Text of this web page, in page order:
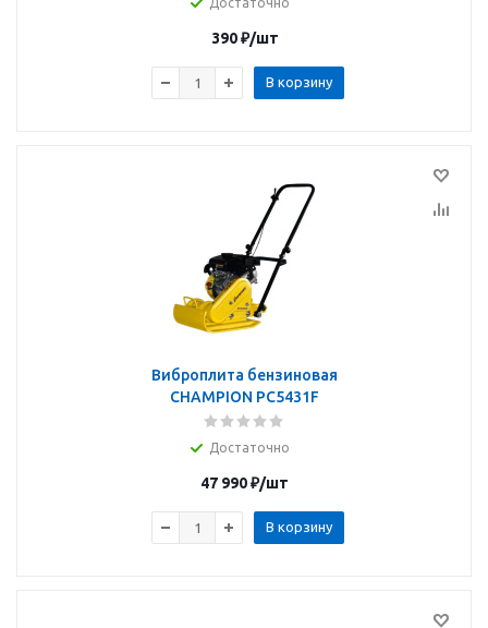
390₽/шт
В корзину
Виброплита бензиновая
CHAMPION PC5431F
Достаточно
47 990₽/шт
В корзину